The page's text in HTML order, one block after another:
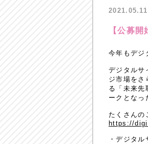
2021.05.11
【公募
今年もデジ
デジタルサ
ジ市場をさ
る「未来先
ークとなっ
たくさんの
https://
・デジタ